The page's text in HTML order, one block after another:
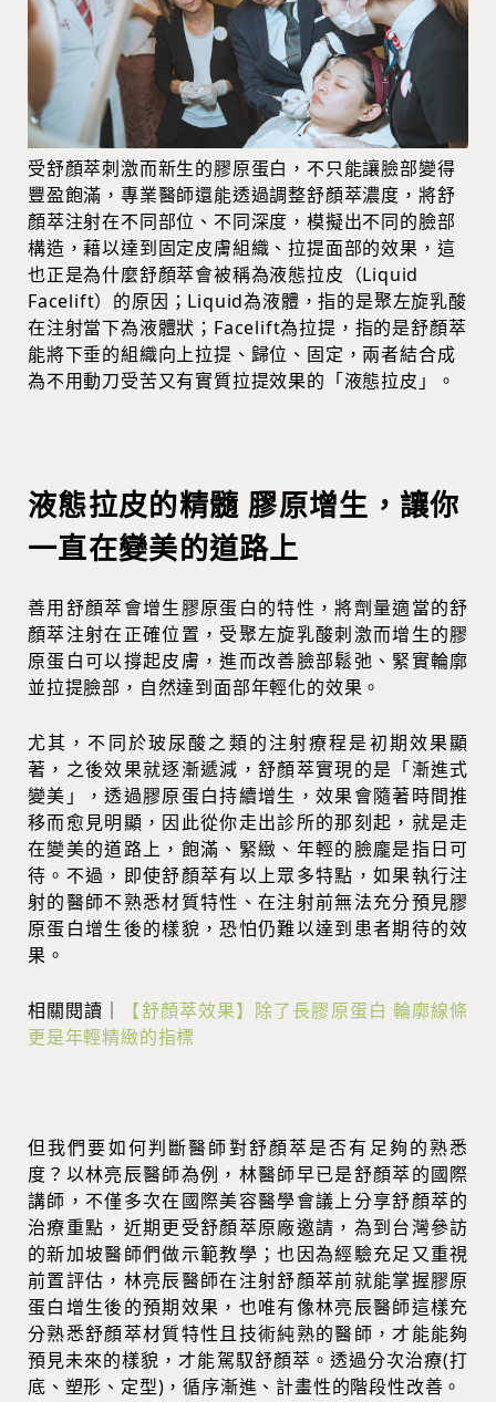
受舒顏萃刺激而新生的膠原蛋白，不只能讓臉部變得
豐盈飽滿，專業醫師還能透過調整舒顏萃濃度，將舒
顏萃注射在不同部位、不同深度，模擬出不同的臉部
構造，藉以達到固定皮膚組織、拉提面部的效果，這
也正是為什麼舒顏萃會被稱為液態拉皮（Liquid
Facelift）的原因；Liquid為液體，指的是聚左旋乳酸
在注射當下為液體狀；Facelift為拉提，指的是舒顏萃
能將下垂的組織向上拉提、歸位、固定，兩者結合成
為不用動刀受苦又有實質拉提效果的「液態拉皮」。
液態拉皮的精髓 膠原增生，讓你
一直在變美的道路上
善用舒顏萃會增生膠原蛋白的特性，將劑量適當的舒
顏萃注射在正確位置，受聚左旋乳酸刺激而增生的膠
原蛋白可以撐起皮膚，進而改善臉部鬆弛、緊實輪廓
並拉提臉部，自然達到面部年輕化的效果。
尤其，不同於玻尿酸之類的注射療程是初期效果顯
著，之後效果就逐漸遞減，舒顏萃實現的是「漸進式
變美」，透過膠原蛋白持續增生，效果會隨著時間推
移而愈見明顯，因此從你走出診所的那刻起，就是走
在變美的道路上，飽滿、緊緻、年輕的臉龐是指日可
待。不過，即使舒顏萃有以上眾多特點，如果執行注
射的醫師不熟悉材質特性、在注射前無法充分預見膠
原蛋白增生後的樣貌，恐怕仍難以達到患者期待的效
果。
相關閱讀｜
【舒顏萃效果】除了長膠原蛋白 輪廓線條
更是年輕精緻的指標
但我們要如何判斷醫師對舒顏萃是否有足夠的熟悉
度？以林亮辰醫師為例，林醫師早已是舒顏萃的國際
講師，不僅多次在國際美容醫學會議上分享舒顏萃的
治療重點，近期更受舒顏萃原廠邀請，為到台灣參訪
的新加坡醫師們做示範教學；也因為經驗充足又重視
前置評估，林亮辰醫師在注射舒顏萃前就能掌握膠原
蛋白增生後的預期效果，也唯有像林亮辰醫師這樣充
分熟悉舒顏萃材質特性且技術純熟的醫師，才能能夠
預見未來的樣貌，才能駕馭舒顏萃。透過分次治療(打
底、塑形、定型)，循序漸進、計畫性的階段性改善。